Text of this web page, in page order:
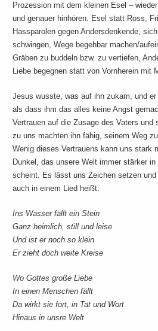
Prozession mit dem kleinen Esel –
und genauer hinhören. Esel statt Ross,
Hassparolen gegen Andersdenkende,
schwingen, Wege begehbar machen/
Gräben zu buddeln bzw. zu vertiefen,
Liebe begegnen statt von Vornherein mit
Jesus wusste, was auf ihn zukam, und
als dass ihm das alles keine Angst
Vertrauen auf die Zusage des Vaters und
zu uns machten ihn fähig, seinem Weg
Wenig dieses Vertrauens kann uns stark
Dunkel, das unsere Welt immer stärker
scheint. Es lässt uns Zeichen setzen
auch in einem Lied heißt:
Ins Wasser fällt ein Stein
Ganz heimlich, still und leise
Und ist er noch so klein
Er zieht doch weite Kreise
Wo Gottes große Liebe
In einen Menschen fällt
Da wirkt sie fort, in Tat und Wort
Hinaus in unsre Welt